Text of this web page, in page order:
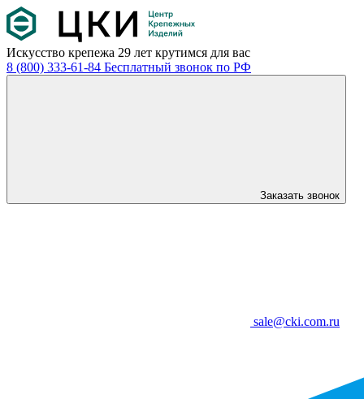
Искусство крепежа 29 лет крутимся для вас
8 (800) 333-61-84 Бесплатный звонок по РФ
Заказать звонок
sale@cki.com.ru